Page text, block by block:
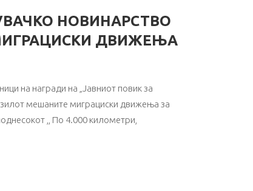
НОВИНАРСТВО
ДВИЖЕЊА
на награди на „Јавниот повик за
мешаните миграциски движења за
,, По 4.000 километри,